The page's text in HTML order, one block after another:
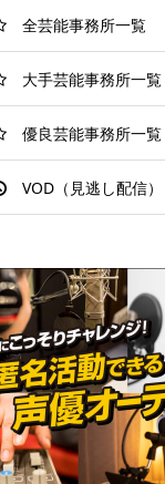
全芸能事務所一覧
大手芸能事務所一覧
優良芸能事務所一覧
VOD（見逃し配信）